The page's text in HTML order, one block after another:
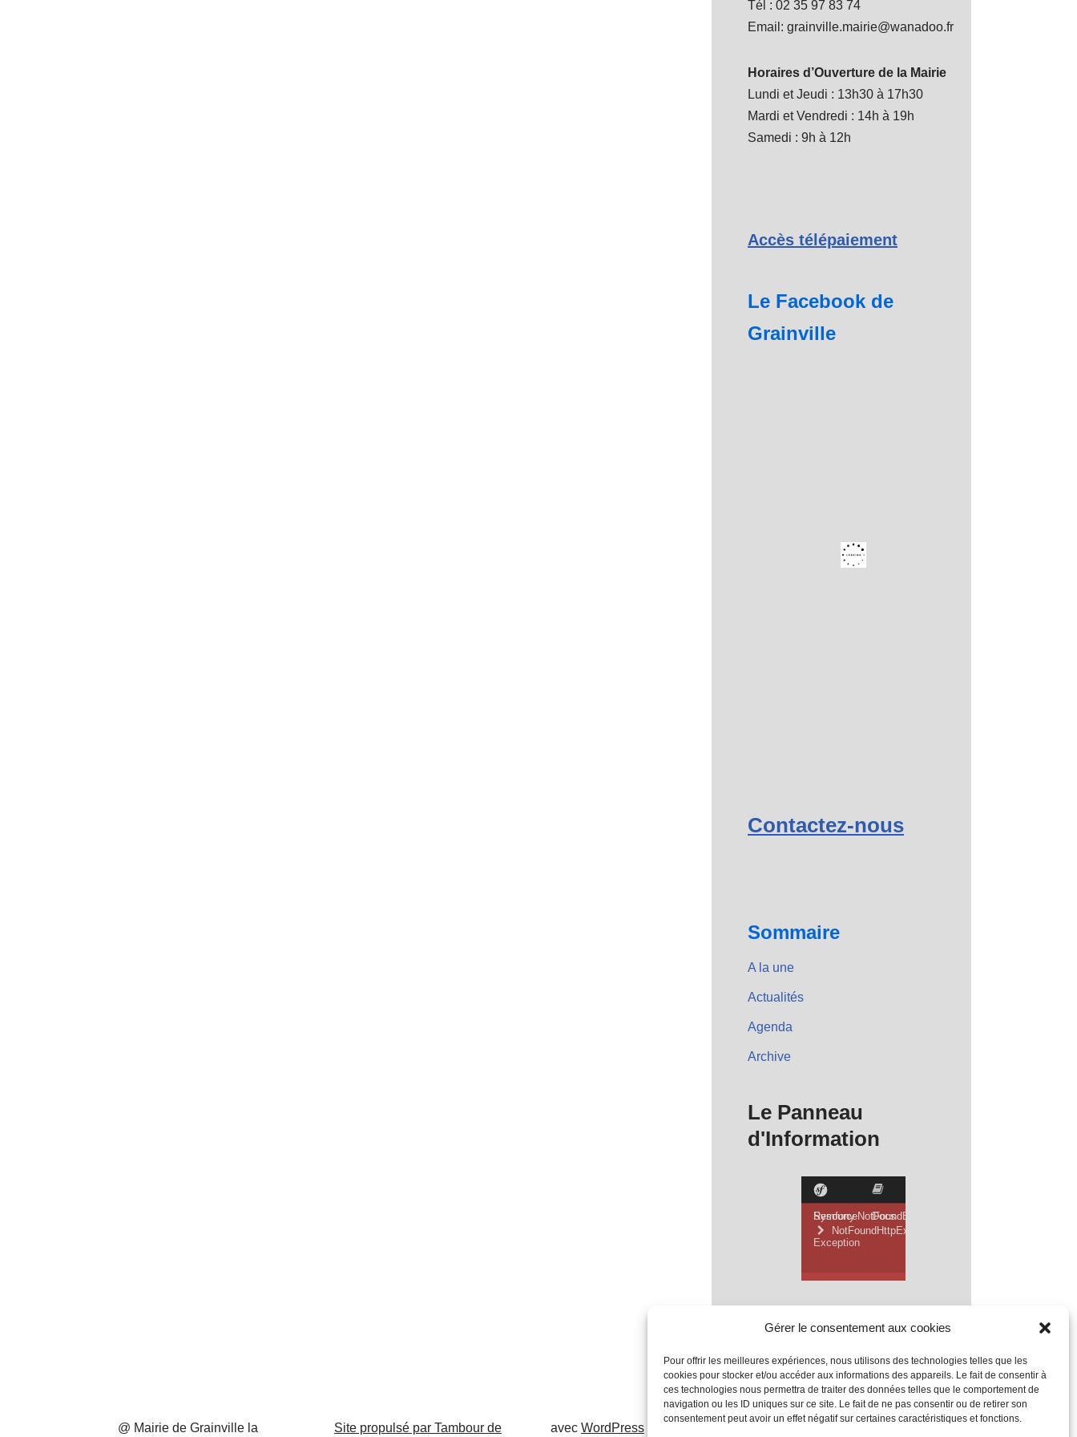
Gérer le consentement aux cookies
Pour offrir les meilleures expériences, nous utilisons des technologies telles que les
cookies pour stocker et/ou accéder aux informations des appareils. Le fait de consentir à
ces technologies nous permettra de traiter des données telles que le comportement de
navigation ou les ID uniques sur ce site. Le fait de ne pas consentir ou de retirer son
consentement peut avoir un effet négatif sur certaines caractéristiques et fonctions.
Tél : 02 35 97 83 74
Email: grainville.mairie@wanadoo.fr
Horaires d’Ouverture de la Mairie
Lundi et Jeudi : 13h30 à 17h30
Mardi et Vendredi : 14h à 19h
Samedi : 9h à 12h
Accès télépaiement
Le Facebook de
Grainville
Contactez-nous
Sommaire
A la une
Actualités
Agenda
Archive
Le Panneau
d'Information
@ Mairie de Grainville la Site propulsé par Tambour de avec WordPress Mentions Légales